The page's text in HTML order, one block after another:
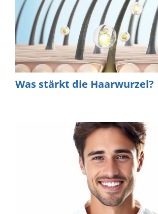
Was stärkt die Haarwurzel?